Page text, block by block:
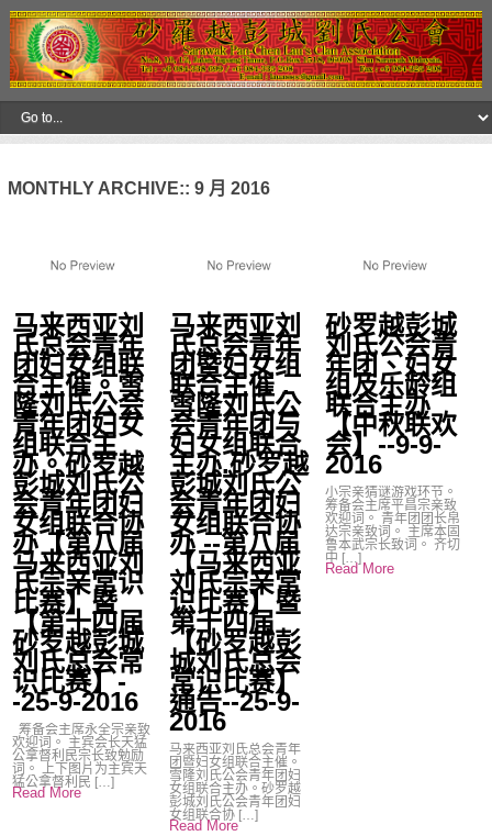
MONTHLY ARCHIVE:: 9 月 2016
马来西亚刘
氏总会青年
团妇女组联
合主催。雪
隆刘氏公会
青年团妇女
组联合主
办。砂罗越
彭城刘氏公
会青年团妇
女组联合协
办【第八届
马来西亚刘
氏宗亲常识
比赛】暨
【第十四届
砂罗越彭城
刘氏总会常
识比赛】-
-25-9-2016
筹备会主席永全宗亲致
欢迎词。 主宾会长天猛
公拿督利民宗长致勉励
词。 上下图片为主宾天
猛公拿督利民 […]
Read More
马来西亚刘
氏总会青年
团暨妇女组
联合主催 .
雪隆刘氏公
会青年团与
妇女组联合
主办.砂罗越
彭城刘氏公
会青年团妇
女组联合协
办 --第八届
【马来西亚
刘氏宗亲常
识比赛】暨
第十四届
【砂罗越彭
城刘氏总会
常识比赛】
通告--25-9-
2016
马来西亚刘氏总会青年
团暨妇女组联合主催。
雪隆刘氏公会青年团妇
女组联合主办。砂罗越
彭城刘氏公会青年团妇
女组联合协 […]
Read More
砂罗越彭城
刘氏公会青
年团、妇女
组及乐龄组
联合主办
【中秋联欢
会】--9-9-
2016
小宗亲猜谜游戏环节。
筹备会主席平昌宗亲致
欢迎词。 青年团团长帛
达宗亲致词。 主席本固
鲁本武宗长致词。 齐切
中 […]
Read More